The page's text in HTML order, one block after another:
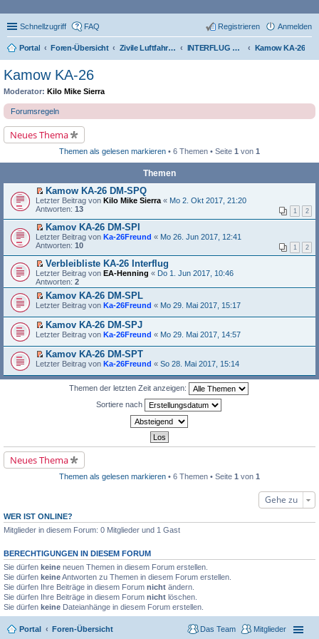
Schnellzugriff FAQ Anmelden
Registrieren
Portal Foren-Übersicht Zivile Luftfahrt der DDR INTERFLUG Flugzeugflotte (Verbleibliste) Kamow KA-26
Kamow KA-26
Moderator: Kilo Mike Sierra
Forumsregeln
Neues Thema
Themen als gelesen markieren • 6 Themen • Seite 1 von 1
Themen
E
r
e
r
u
n
g
e
l
e
s
e
n
e
r
e
i
t
r
Kamow KA-26 DM-SPQ
Letzter Beitrag von Kilo Mike Sierra « Mo 2. Okt 2017, 21:20
Antworten: 13 1 2
E
r
e
r
u
n
g
l
e
s
e
n
e
B
Kamov KA-26 DM-SPI
Letzter Beitrag von Ka-26Freund « Mo 26. Jun 2017, 12:41
Antworten: 10 1 2
E
r
s
e
u
n
g
e
e
s
e
r
a
g
Verbleibliste KA-26 Interflug
Letzter Beitrag von EA-Henning « Do 1. Jun 2017, 10:46
Antworten: 2
E
s
e
r
u
n
e
B
e
Kamov KA-26 DM-SPL
Letzter Beitrag von Ka-26Freund « Mo 29. Mai 2017, 15:17
E
s
e
r
n
e
r
r
a
g
Kamov KA-26 DM-SPJ
Letzter Beitrag von Ka-26Freund « Mo 29. Mai 2017, 14:57
E
s
l
e
s
e
i
t
a
g
Kamov KA-26 DM-SPT
Letzter Beitrag von Ka-26Freund « So 28. Mai 2017, 15:14
Themen der letzten Zeit anzeigen:
Sortiere nach
Neues Thema
Themen als gelesen markieren • 6 Themen • Seite 1 von 1
Gehe zu
WER IST ONLINE?
Mitglieder in diesem Forum: 0 Mitglieder und 1 Gast
BERECHTIGUNGEN IN DIESEM FORUM
Sie dürfen keine neuen Themen in diesem Forum erstellen.
Sie dürfen keineAntworten zu Themen in diesem Forum erstellen.
Sie dürfen Ihre Beiträge in diesem Forum nicht ändern.
Sie dürfen Ihre Beiträge in diesem Forum nicht löschen.
Sie dürfen keine Dateianhänge in diesem Forum erstellen.
Portal Foren-Übersicht Mitglieder
Das Team